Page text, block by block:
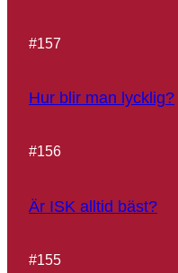
#157
Hur blir man lycklig?
#156
Är ISK alltid bäst?
#155